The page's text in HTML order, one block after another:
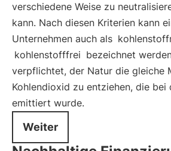
verschiedene Weise zu
kann. Nach diesen Kriterien kann
Unternehmen auch als
kohlenstofffrei bezeichnet
verpflichtet, der Natur die gleiche
Kohlendioxid zu entziehen, die bei
emittiert wurde.
Weiter